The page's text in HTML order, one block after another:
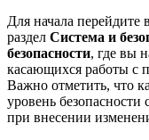
Для начала перейдите в
раздел Система и
безопасности, где вы
касающихся работы с
Важно отметить, что
уровень
при внесении